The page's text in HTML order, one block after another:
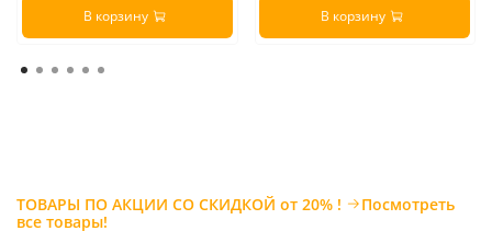
В корзину
В корзину
ТОВАРЫ ПО АКЦИИ СО СКИДКОЙ от 20% !
Посмотреть
все товары!